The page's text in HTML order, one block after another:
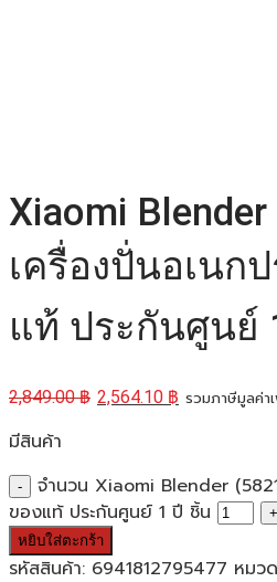
Xiaomi
เครื่องปั่นอเนก
แท้ ประกันศูนย์
2,849.00฿ 2,564.10 ฿ รวมภาษีมูลค่า
มีสินค้า
จำนวน Xiaomi Blender
ของแท้ ประกันศูนย์ 1 ปี ชิ้น
หยิบใส่ตะกร้า
รหัสสินค้า: 6941812795477 หมว